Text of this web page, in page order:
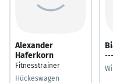
Alexander
Haferkorn
Fitnesstrainer
Hückeswagen
---